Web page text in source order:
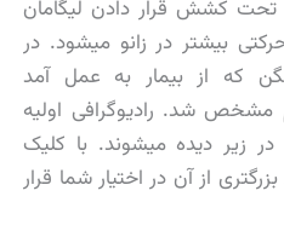
تحت کشش قرار دادن لیگامان
بیشتر در زانو میشود. در
که از بیمار به عمل آمد
مشخص شد. رادیوگرافی اولیه
در زیر دیده میشوند. با کلیک
از آن در اختیار شما قرار